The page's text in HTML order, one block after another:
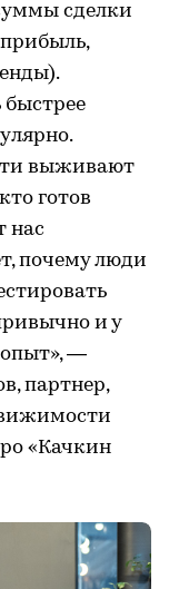
сделки
выживают
готов
нас
почему люди
и у
—
партнер,
«Качкин